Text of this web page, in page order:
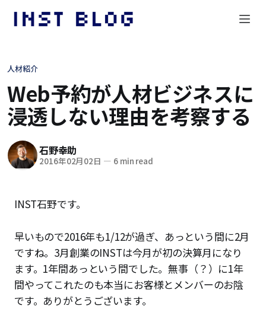
人材紹介
Web予約が人材ビジネスに
浸透しない理由を考察する
石野幸助
2016年02月02日 — 6 min read
INST石野です。
早いもので2016年も1/12が過ぎ、あっという間に2月
ですね。3月創業のINSTは今月が初の決算月になり
ます。1年間あっという間でした。無事（？）に1年
間やってこれたのも本当にお客様とメンバーのお陰
です。ありがとうございます。